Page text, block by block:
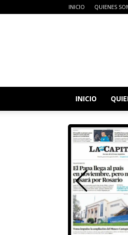
INICIO QUIENES
INICIO